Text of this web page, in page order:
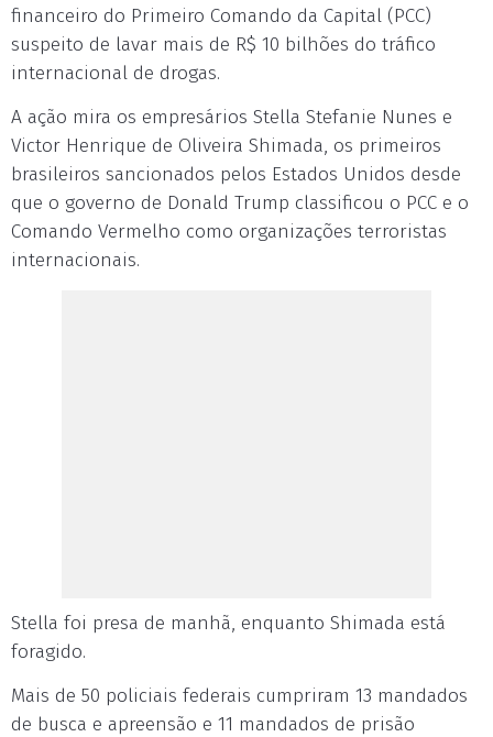
financeiro do Primeiro Comando da Capital (PCC)
suspeito de lavar mais de R$ 10 bilhões do tráfico
internacional de drogas.
A ação mira os empresários Stella Stefanie Nunes e
Victor Henrique de Oliveira Shimada, os primeiros
brasileiros sancionados pelos Estados Unidos desde
que o governo de Donald Trump classificou o PCC e o
Comando Vermelho como organizações terroristas
internacionais.
Stella foi presa de manhã, enquanto Shimada está
foragido.
Mais de 50 policiais federais cumpriram 13 mandados
de busca e apreensão e 11 mandados de prisão